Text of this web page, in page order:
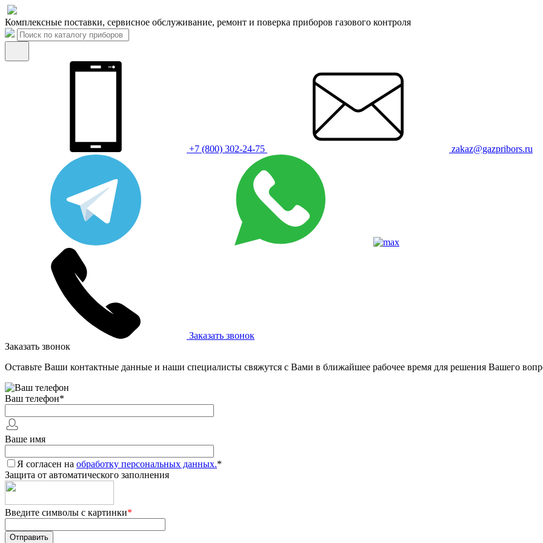
Комплексные поставки, сервисное обслуживание, ремонт и поверка приборов газового контроля
+7 (800) 302-24-75 zakaz@gazpribors.ru
Заказать звонок
Заказать звонок
Оставьте Ваши контактные данные и наши специалисты свяжутся с Вами в ближайшее рабочее время для решения Вашего
Ваш телефон*
Ваше имя
Я согласен на обработку персональных данных.*
Защита от автоматического заполнения
Введите символы с картинки*